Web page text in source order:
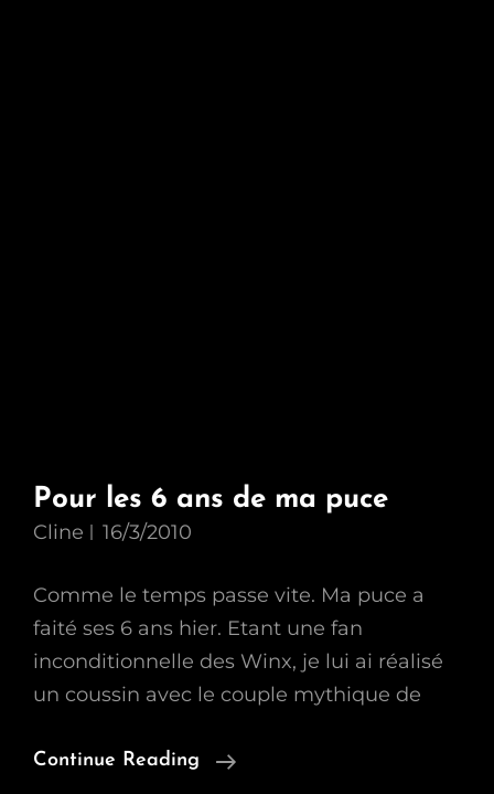
Pour les 6 ans de ma puce
Cline 16/3/2010
Comme le temps passe vite. Ma puce a
faité ses 6 ans hier. Etant une fan
inconditionnelle des Winx, je lui ai réalisé
un coussin avec le couple mythique de
Continue Reading
Pour